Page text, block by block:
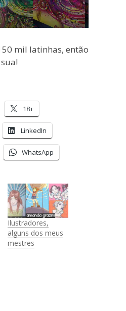
mil latinhas, então
18+
LinkedIn
WhatsApp
Ilustradores,
alguns dos meus
mestres